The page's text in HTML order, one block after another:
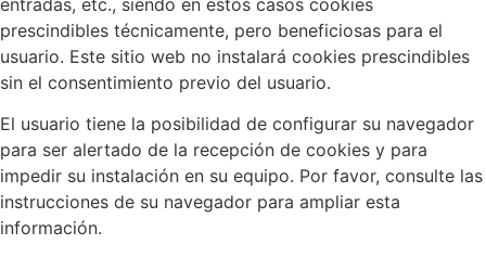
prescindibles técnicamente, pero beneficiosas para el
usuario. Este sitio web no instalará cookies prescindibles
sin el consentimiento previo del usuario.
El usuario tiene la posibilidad de configurar su navegador
para ser alertado de la recepción de cookies y para
impedir su instalación en su equipo. Por favor, consulte las
instrucciones de su navegador para ampliar esta
información.